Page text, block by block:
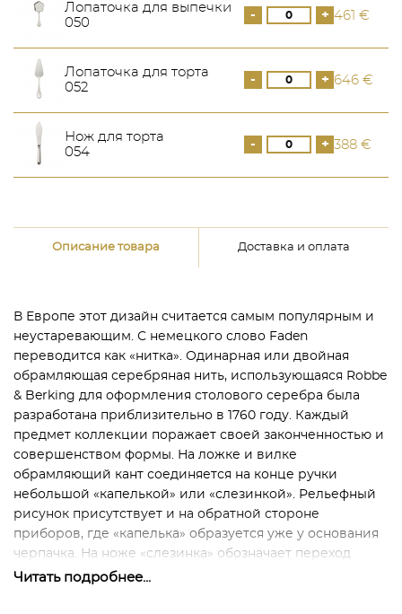
Лопаточка для выпечки
050
- + 461 €
Лопаточка для торта
052
- + 646 €
Нож для торта
054
- + 388 €
Описание товара Доставка и оплата
В Европе этот дизайн считается самым популярным и
неустаревающим. С немецкого слово Faden
переводится как «нитка». Одинарная или двойная
обрамляющая серебряная нить, использующаяся Robbe
& Berking для оформления столового серебра была
разработана приблизительно в 1760 году. Каждый
предмет коллекции поражает своей законченностью и
совершенством формы. На ложке и вилке
обрамляющий кант соединяется на конце ручки
небольшой «капелькой» или «слезинкой». Рельефный
рисунок присутствует и на обратной стороне
приборов, где «капелька» образуется уже у основания
черпачка. На ноже «слезинка» обозначает переход
рукоятки в лезвие.
Читать подробнее...